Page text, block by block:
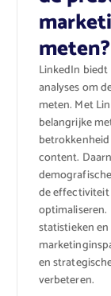
meten?
LinkedIn
analyses om
meten. Met
belangrijke
content.
de effectiviteit
statistieken
en
verbeteren.